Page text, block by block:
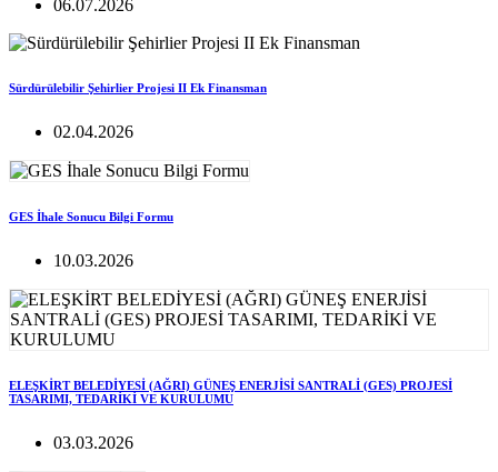
06.07.2026
Sürdürülebilir Şehirlier Projesi II Ek Finansman
02.04.2026
GES İhale Sonucu Bilgi Formu
10.03.2026
ELEŞKİRT BELEDİYESİ (AĞRI) GÜNEŞ ENERJİSİ SANTRALİ (GES) PROJESİ
TASARIMI, TEDARİKİ VE KURULUMU
03.03.2026